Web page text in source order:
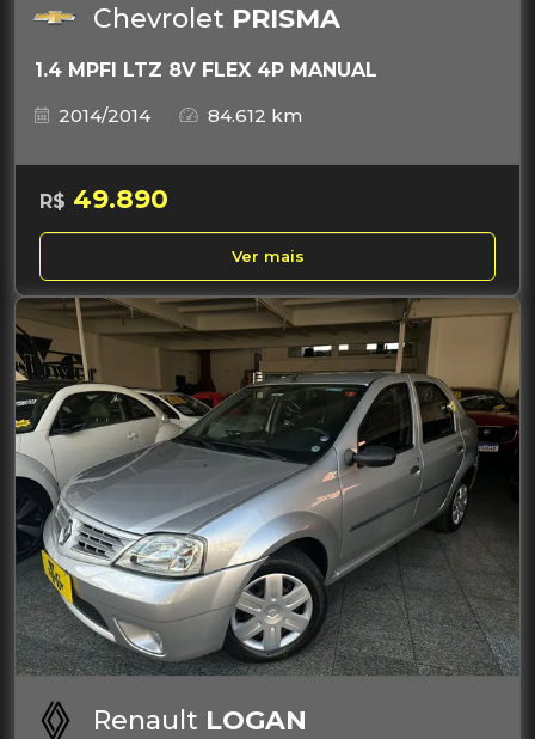
Chevrolet PRISMA
1.4 MPFI LTZ 8V FLEX 4P MANUAL
2014/2014
84.612 km
R$ 49.890
Ver mais
Renault LOGAN